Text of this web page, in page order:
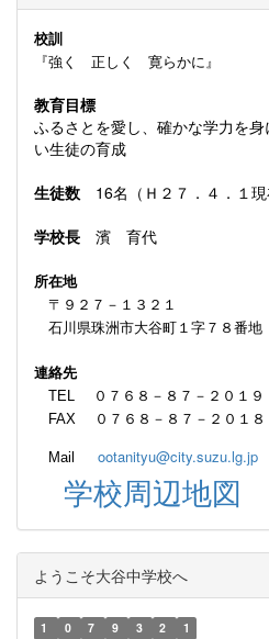
校訓
『強く 正しく 寛らかに』
教育目標
ふるさとを愛し、確かな学力を
い生徒の育成
生徒数 16名（Ｈ２７．４．１現
学校長 濱 育代
所在地
〒９２７－１３２１
石川県珠洲市大谷町１字７８番地
連絡先
TEL ０７６８－８７－２０１９
FAX ０７６８－８７－２０１８
Mail ootanityu@city.suzu.lg.jp
学校周辺地図
ようこそ大谷中学校へ
1 0 7 9 3 2 1